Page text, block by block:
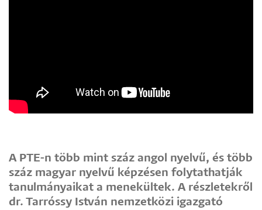
A PTE-n több mint száz angol nyelvű, és több
száz magyar nyelvű képzésen folytathatják
tanulmányaikat a menekültek. A részletekről
dr. Tarróssy István nemzetközi igazgató